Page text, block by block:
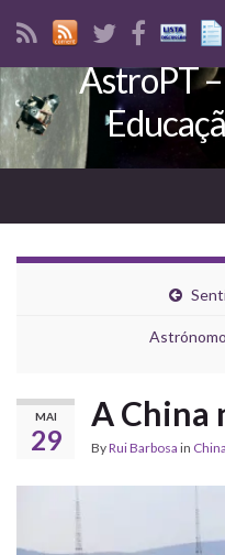
Search for:
AstroPT
MAI
29
A China
ByRui Barbosa in China